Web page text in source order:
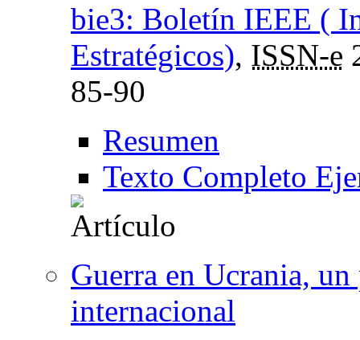
bie3: Boletín IEEE (
Estratégicos), ISSN-e
85-90
Resumen
Texto Completo
Guerra en Ucrania,
internacional